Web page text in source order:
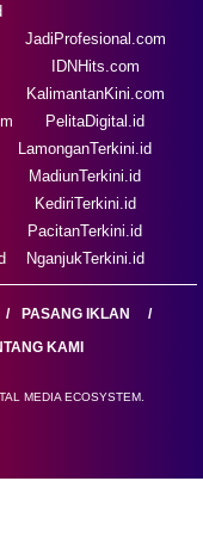
JadiProfesional.com
IDNHits.com
KalimantanKini.com
PelitaDigital.id
LamonganTerkini.id
MadiunTerkini.id
KediriTerkini.id
PacitanTerkini.id
NganjukTerkini.id
PASANG IKLAN
KAMI
MEDIA ECOSYSTEM.